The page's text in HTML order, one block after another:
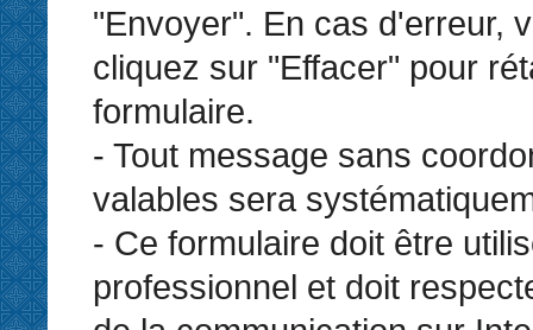
"Envoyer". En cas d'erreur,
cliquez sur "Effacer" pour
formulaire.
- Tout message sans
valables sera
- Ce formulaire doit être
professionnel et doit